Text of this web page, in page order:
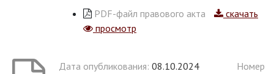
PDF-файл правового акта
скачать
просмотр
Дата опубликования: 08.10.2024
Номер